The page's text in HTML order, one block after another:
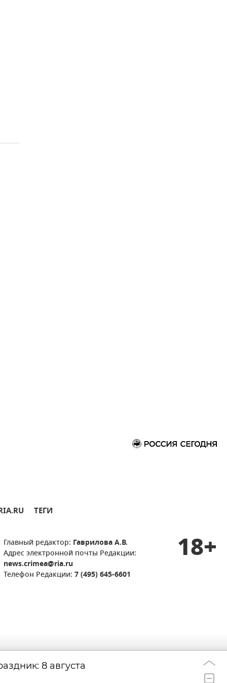
ТЕГИ
Главный редактор: Гаврилова А.В.
Адрес электронной почты Редакции:
news.crimea@ria.ru
Телефон Редакции: 7 (495) 645-6601
18+
8 августа
Удар дрона по
берегов Ялты: